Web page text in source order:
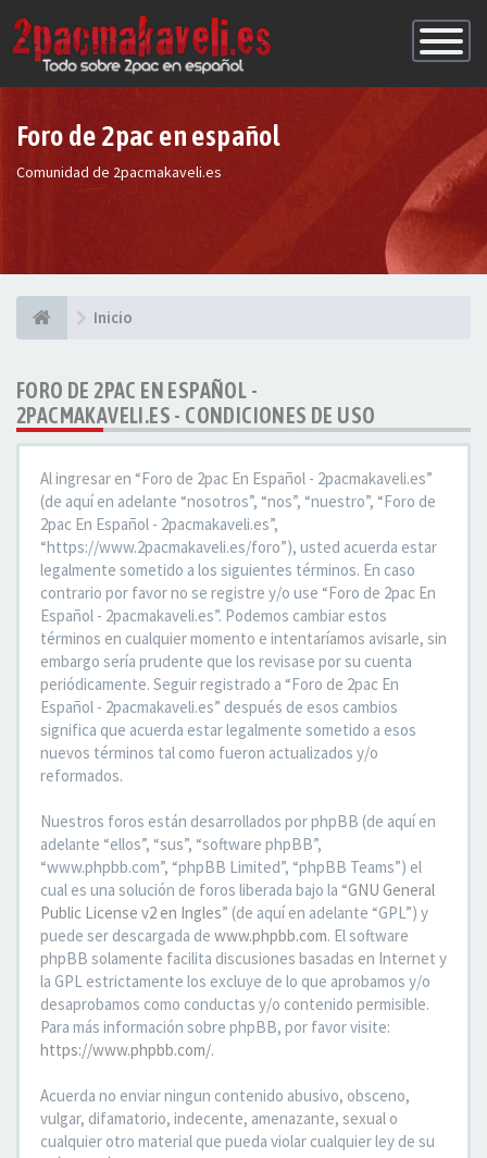
de
Foro de 2pac en español
Comunidad de 2pacmakaveli.es
Inicio
FORO DE 2PAC EN ESPAÑOL -
2PACMAKAVELI.ES - CONDICIONES DE USO
Al ingresar en “Foro de 2pac En Español - 2pacmakaveli.es”
(de aquí en adelante “nosotros”, “nos”, “nuestro”, “Foro de
2pac En Español - 2pacmakaveli.es”,
“https://www.2pacmakaveli.es/foro”), usted acuerda estar
legalmente sometido a los siguientes términos. En caso
contrario por favor no se registre y/o use “Foro de 2pac En
Español - 2pacmakaveli.es”. Podemos cambiar estos
términos en cualquier momento e intentaríamos avisarle, sin
embargo sería prudente que los revisase por su cuenta
periódicamente. Seguir registrado a “Foro de 2pac En
Español - 2pacmakaveli.es” después de esos cambios
significa que acuerda estar legalmente sometido a esos
nuevos términos tal como fueron actualizados y/o
reformados.
Nuestros foros están desarrollados por phpBB (de aquí en
adelante “ellos”, “sus”, “software phpBB”,
“www.phpbb.com”, “phpBB Limited”, “phpBB Teams”) el
cual es una solución de foros liberada bajo la “GNU General
Public License v2 en Ingles” (de aquí en adelante “GPL”) y
puede ser descargada de www.phpbb.com. El software
phpBB solamente facilita discusiones basadas en Internet y
la GPL estrictamente los excluye de lo que aprobamos y/o
desaprobamos como conductas y/o contenido permisible.
Para más información sobre phpBB, por favor visite:
https://www.phpbb.com/.
Acuerda no enviar ningun contenido abusivo, obsceno,
vulgar, difamatorio, indecente, amenazante, sexual o
cualquier otro material que pueda violar cualquier ley de su